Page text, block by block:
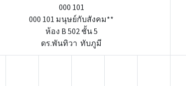
000 101
000 101 มนุษย์กับสังคม**
ห้อง B 502 ชั้น 5
ดร.พันทิวา ทับภูมี